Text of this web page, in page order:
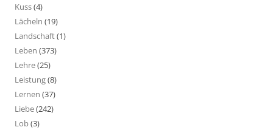
Kuss(4)
Lächeln (19)
Landschaft(1)
Leben (373)
Lehre(25)
Leistung(8)
Lernen (37)
Liebe(242)
Lob(3)